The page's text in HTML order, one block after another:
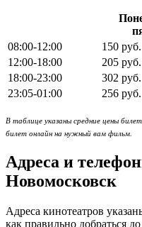
08:00-12:00
150 руб.
12:00-18:00
205 руб.
18:00-23:00
302 руб.
23:05-01:00
256 руб.
В таблице указаны средние цены
билет онлайн на нужный вам фильм.
Адреса и
Новомосковск
Адреса кинотеатров
как правильно добраться